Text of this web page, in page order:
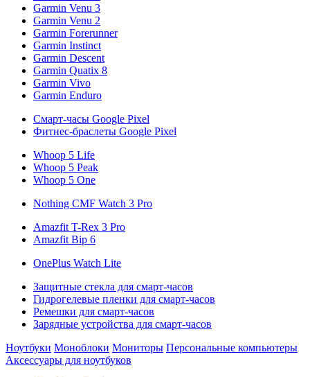
Garmin Venu 3
Garmin Venu 2
Garmin Forerunner
Garmin Instinct
Garmin Descent
Garmin Quatix 8
Garmin Vivo
Garmin Enduro
Смарт-часы Google Pixel
Фитнес-браслеты Google Pixel
Whoop 5 Life
Whoop 5 Peak
Whoop 5 One
Nothing CMF Watch 3 Pro
Amazfit T-Rex 3 Pro
Amazfit Bip 6
OnePlus Watch Lite
Защитные стекла для смарт-часов
Гидрогелевые пленки для смарт-часов
Ремешки для смарт-часов
Зарядные устройства для смарт-часов
Ноутбуки Моноблоки Мониторы Персональные компьютеры
Аксессуары для ноутбуков